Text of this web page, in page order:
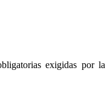
exigidas por la